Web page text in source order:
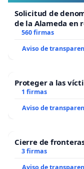
Solicitud de
de la Alameda en
“Mazinger”
560 firmas
Aviso de
Proteger a las
1 firmas
Aviso de
Cierre de
3 firmas